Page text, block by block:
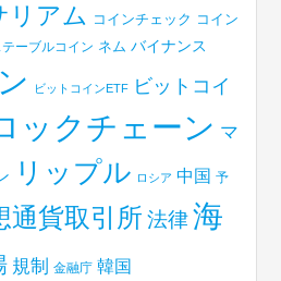
リアム コインチェック コイン
テーブルコイン ネム バイナンス
ビットコインETF ビットコイ
ックチェーン マ
リップル ロシア 中国 予
通貨取引所 法律 海
規制 金融庁 韓国